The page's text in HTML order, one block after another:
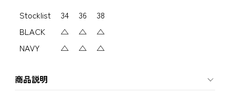
Stocklist 34 36
38
BLACK
△ △
△
NAVY
△ △ △
商品説明